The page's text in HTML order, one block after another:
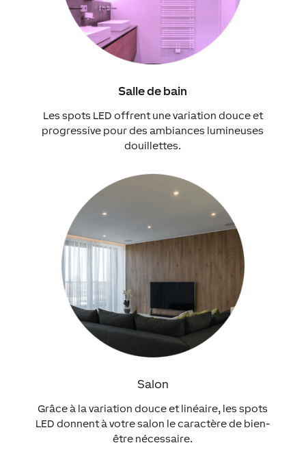
Salle de bain
Les spots LED offrent une variation douce et
progressive pour des ambiances lumineuses
douillettes.
Salon
Grâce à la variation douce et linéaire, les spots
LED donnent à votre salon le caractère de bien-
être nécessaire.